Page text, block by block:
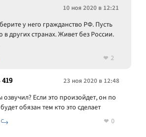
10 ноя 2020 в 12:21
у него гражданство РФ. Пусть
в других странах. Живет без России.
2
23 ноя 2020 в 12:48
озвучил? Если это произойдет, он по
обязан тем кто это сделает
0